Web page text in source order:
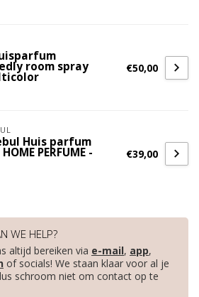
room spray €50,00
Huis parfum
PERFUME - €39,00
WE HELP?
altijd bereiken via e-mail, app,
of socials! We staan klaar voor al je
schroom niet om contact op te